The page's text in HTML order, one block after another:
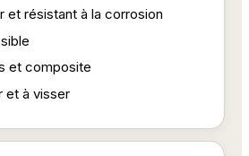
et résistant à la corrosion
et composite
et à visser